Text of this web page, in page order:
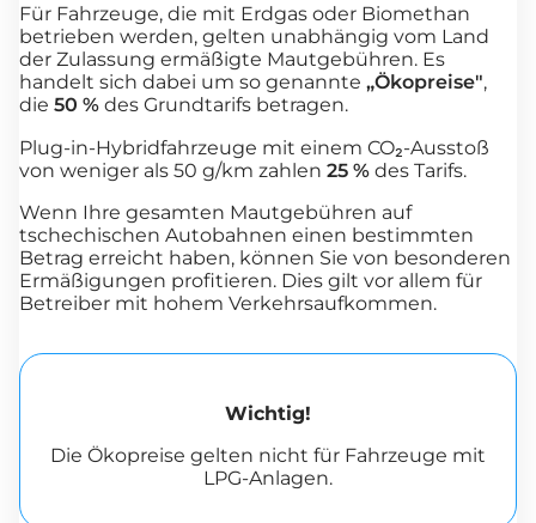
Für Fahrzeuge, die mit Erdgas oder Biomethan
betrieben werden, gelten unabhängig vom Land
der Zulassung ermäßigte Mautgebühren. Es
handelt sich dabei um so genannte „Ökopreise",
die 50 % des Grundtarifs betragen.
Plug-in-Hybridfahrzeuge mit einem CO₂-Ausstoß
von weniger als 50 g/km zahlen 25 % des Tarifs.
Wenn Ihre gesamten Mautgebühren auf
tschechischen Autobahnen einen bestimmten
Betrag erreicht haben, können Sie von besonderen
Ermäßigungen profitieren. Dies gilt vor allem für
Betreiber mit hohem Verkehrsaufkommen.
Wichtig!
Die Ökopreise gelten nicht für Fahrzeuge mit
LPG-Anlagen.